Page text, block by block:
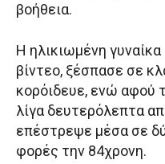
βοήθεια.
Η ηλικιωμένη
βίντεο, ξέσπασε σε
κορόιδευε, ενώ αφού
λίγα δευτερόλεπτα
επέστρεψε μέσα σε
φορές την 84χρονη.